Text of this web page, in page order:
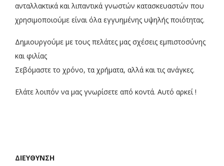
ανταλλακτικά και λιπαντικά γνωστών κατασκευαστών που
χρησιμοποιούμε είναι όλα εγγυημένης υψηλής ποιότητας.
Δημιουργούμε με τους πελάτες μας σχέσεις εμπιστοσύνης
και φιλίας
Σεβόμαστε το χρόνο, τα χρήματα, αλλά και τις ανάγκες.
Ελάτε λοιπόν να μας γνωρίσετε από κοντά. Αυτό αρκεί !
ΔΙΕΥΘΥΝΣΗ